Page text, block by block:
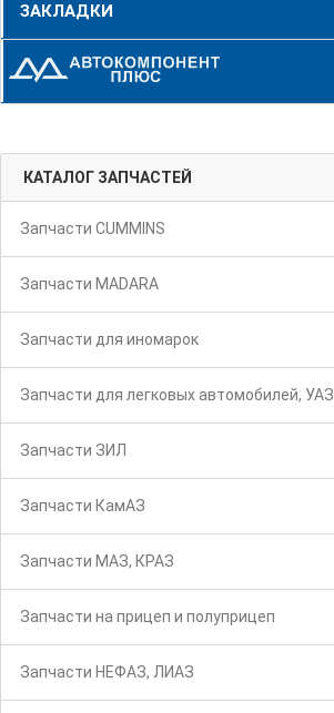
ЗАКЛАДКИ
КАТАЛОГ ЗАПЧАСТЕЙ
Запчасти CUMMINS
Запчасти MADARA
Запчасти для иномарок
Запчасти для легковых автомобилей, УАЗ
Запчасти ЗИЛ
Запчасти КамАЗ
Запчасти МАЗ, КРАЗ
Запчасти на прицеп и полуприцеп
Запчасти НЕФАЗ, ЛИАЗ